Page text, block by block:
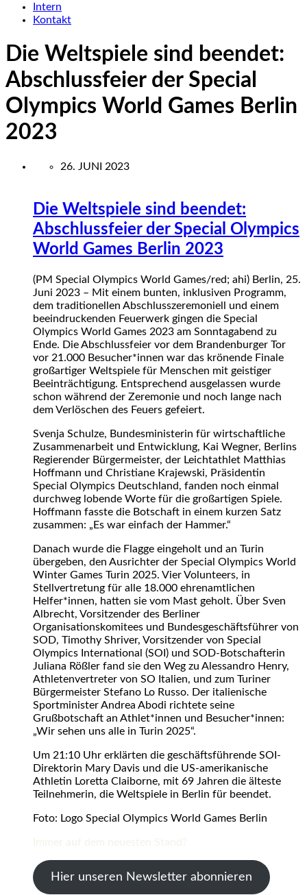
Intern
Kontakt
Die Weltspiele sind beendet:
Abschlussfeier der Special
Olympics World Games Berlin
2023
26. JUNI 2023
Die Weltspiele sind beendet:
Abschlussfeier der Special Olympics
World Games Berlin 2023
(PM Special Olympics World Games/red; ahi) Berlin, 25.
Juni 2023 – Mit einem bunten, inklusiven Programm,
dem traditionellen Abschlusszeremoniell und einem
beeindruckenden Feuerwerk gingen die Special
Olympics World Games 2023 am Sonntagabend zu
Ende. Die Abschlussfeier vor dem Brandenburger Tor
vor 21.000 Besucher*innen war das krönende Finale
großartiger Weltspiele für Menschen mit geistiger
Beeinträchtigung. Entsprechend ausgelassen wurde
schon während der Zeremonie und noch lange nach
dem Verlöschen des Feuers gefeiert.
Svenja Schulze, Bundesministerin für wirtschaftliche
Zusammenarbeit und Entwicklung, Kai Wegner, Berlins
Regierender Bürgermeister, der Leichtathlet Matthias
Hoffmann und Christiane Krajewski, Präsidentin
Special Olympics Deutschland, fanden noch einmal
durchweg lobende Worte für die großartigen Spiele.
Hoffmann fasste die Botschaft in einem kurzen Satz
zusammen: „Es war einfach der Hammer.“
Danach wurde die Flagge eingeholt und an Turin
übergeben, den Ausrichter der Special Olympics World
Winter Games Turin 2025. Vier Volunteers, in
Stellvertretung für alle 18.000 ehrenamtlichen
Helfer*innen, hatten sie vom Mast geholt. Über Sven
Albrecht, Vorsitzender des Berliner
Organisationskomitees und Bundesgeschäftsführer von
SOD, Timothy Shriver, Vorsitzender von Special
Olympics International (SOI) und SOD-Botschafterin
Juliana Rößler fand sie den Weg zu Alessandro Henry,
Athletenvertreter von SO Italien, und zum Turiner
Bürgermeister Stefano Lo Russo. Der italienische
Sportminister Andrea Abodi richtete seine
Grußbotschaft an Athlet*innen und Besucher*innen:
„Wir sehen uns alle in Turin 2025“.
Um 21:10 Uhr erklärten die geschäftsführende SOI-
Direktorin Mary Davis und die US-amerikanische
Athletin Loretta Claiborne, mit 69 Jahren die älteste
Teilnehmerin, die Weltspiele in Berlin für beendet.
Foto: Logo Special Olympics World Games Berlin
Hier unseren Newsletter abonnieren